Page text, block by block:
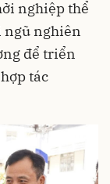
nghiệp thể
ngũ nghiên
để triển
tác